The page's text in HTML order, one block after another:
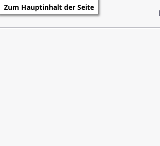
Zum Hauptinhalt der Seite